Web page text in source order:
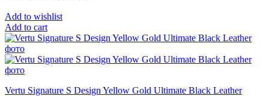
Add to wishlist
Add to cart
Vertu Signature S Design Yellow Gold Ultimate Black Leather